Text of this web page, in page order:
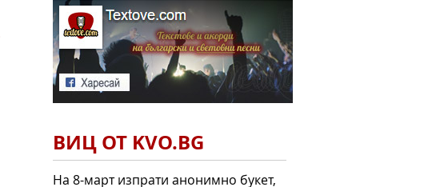
ВИЦ ОТ KVO.BG
На 8-март изпрати анонимно букет,